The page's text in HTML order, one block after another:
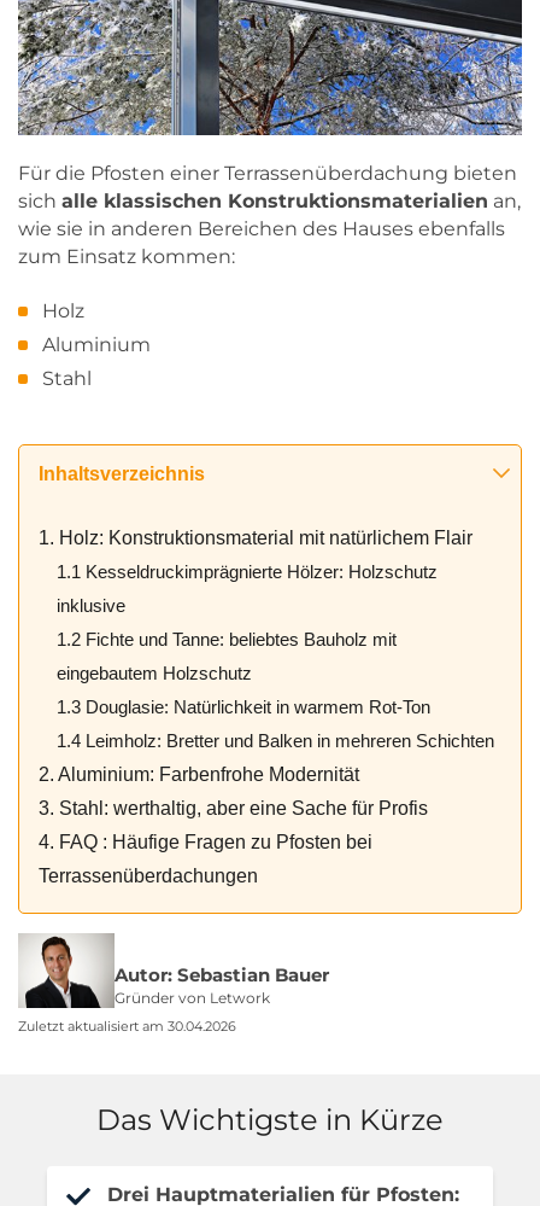
Für die Pfosten einer Terrassenüberdachung bieten
sich alle klassischen Konstruktionsmaterialien an,
wie sie in anderen Bereichen des Hauses ebenfalls
zum Einsatz kommen:
Holz
Aluminium
Stahl
Inhaltsverzeichnis
1. Holz: Konstruktionsmaterial mit natürlichem Flair
1.1 Kesseldruckimprägnierte Hölzer: Holzschutz
inklusive
1.2 Fichte und Tanne: beliebtes Bauholz mit
eingebautem Holzschutz
1.3 Douglasie: Natürlichkeit in warmem Rot-Ton
1.4 Leimholz: Bretter und Balken in mehreren Schichten
2. Aluminium: Farbenfrohe Modernität
3. Stahl: werthaltig, aber eine Sache für Profis
4. FAQ : Häufige Fragen zu Pfosten bei
Terrassenüberdachungen
Autor: Sebastian Bauer
Gründer von Letwork
Zuletzt aktualisiert am 30.04.2026
Das Wichtigste in Kürze
Drei Hauptmaterialien für Pfosten: